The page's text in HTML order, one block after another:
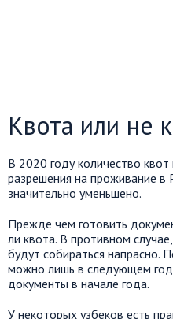
Квота или не
В 2020 году количество
разрешения на проживание
значительно уменьшено.
Прежде чем готовить
ли квота. В противном
будут собираться напрасно.
можно лишь в следующем
документы в начале года.
У некоторых узбеков есть